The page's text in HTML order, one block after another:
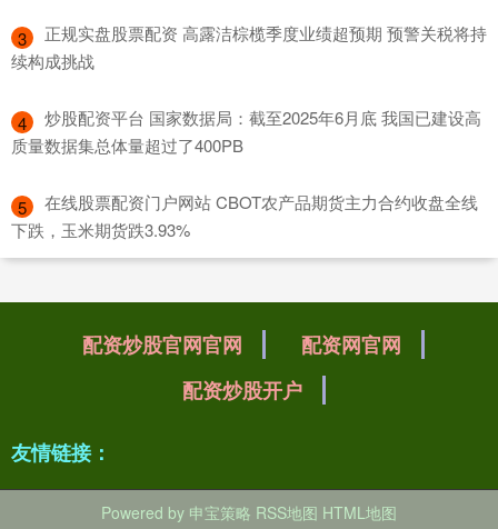
3
​正规实盘股票配资 高露洁棕榄季度业绩超预期 预警关税将持
续构成挑战
4
​炒股配资平台 国家数据局：截至2025年6月底 我国已建设高
质量数据集总体量超过了400PB
5
​在线股票配资门户网站 CBOT农产品期货主力合约收盘全线
下跌，玉米期货跌3.93%
配资炒股官网官网
配资网官网
配资炒股开户
友情链接：
Powered by 申宝策略 RSS地图 HTML地图